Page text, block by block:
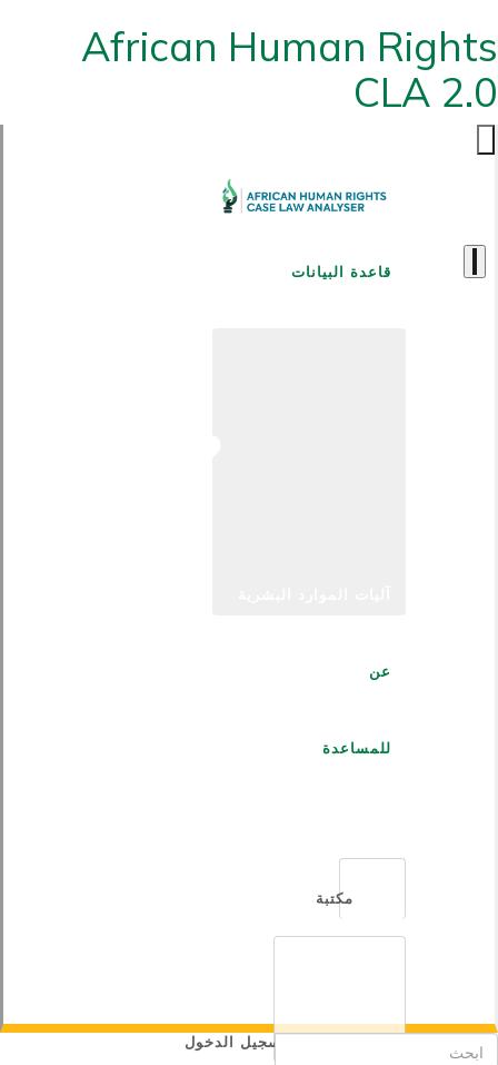
African Human Rights
CLA 2.0
قاعدة البيانات
عن
للمساعدة
مكتبة
تسجيل الدخول